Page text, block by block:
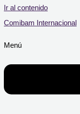
Ir al contenido
Comibam Internacional
Menú